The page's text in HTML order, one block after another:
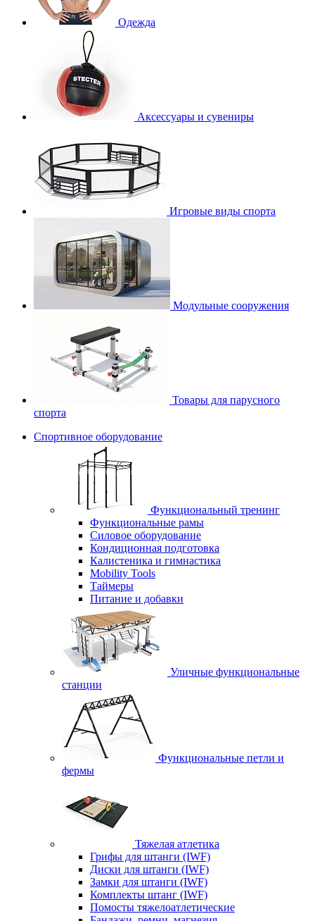
Одежда
Аксессуары и сувениры
Игровые виды спорта
Модульные сооружения
Товары для парусного
спорта
Спортивное оборудование
Функциональный тренинг
Функциональные рамы
Силовое оборудование
Кондиционная подготовка
Калистеника и гимнастика
Mobility Tools
Таймеры
Питание и добавки
Уличные функциональные
станции
Функциональные петли и
фермы
Тяжелая атлетика
Грифы для штанги (IWF)
Диски для штанги (IWF)
Замки для штанги (IWF)
Комплекты штанг (IWF)
Помосты тяжелоатлетические